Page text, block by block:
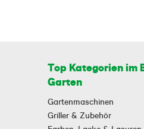
Top Kategorien im
Garten
Gartenmaschinen
Griller & Zubehör